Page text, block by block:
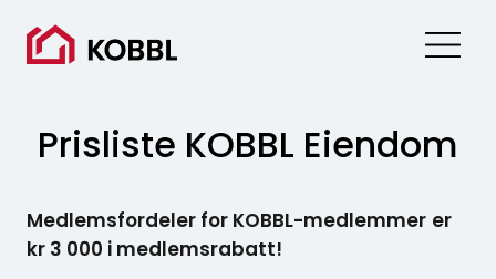
content
Prisliste KOBBL Eiendom
Medlemsfordeler for KOBBL-medlemmer er
kr 3 000 i medlemsrabatt!